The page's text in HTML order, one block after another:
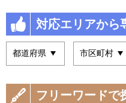
対応エリアから
フリーワードで